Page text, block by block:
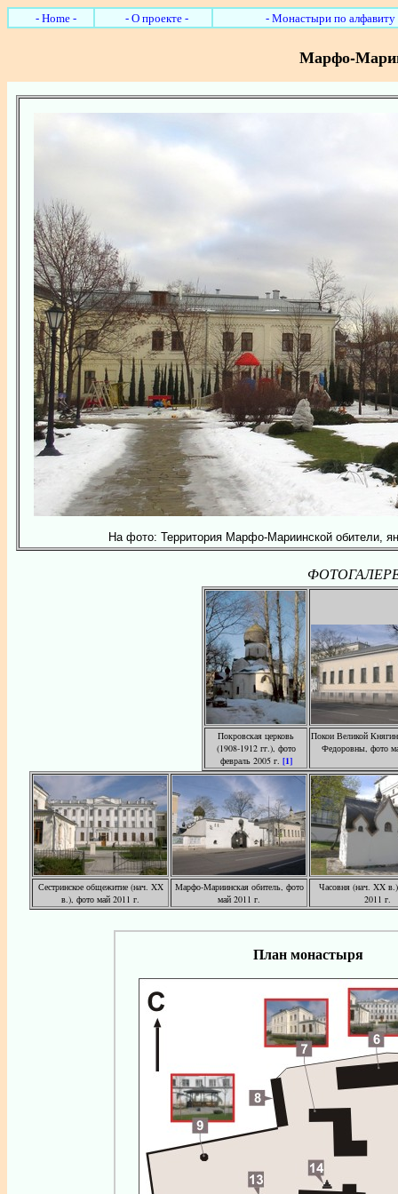
- Home - - О проекте - - Монастыри по алфавиту
Марфо-
На фото: Территория Марфо-Мариинской обители,
Покровская церковь
(1908-1912 гг.), фото
февраль 2005 г. [1]
Покои Великой
Федоровны, фото
Сестринское общежитие (нач. XX
в.), фото май 2011 г.
Марфо-Мариинская обитель, фото
май 2011 г.
Часовня (нач. XX
2011 г.
План монастыря